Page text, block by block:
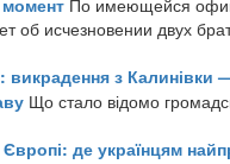
По имеющейся
об исчезновении двух
викрадення з Калинівки
Що стало відомо
де українцям